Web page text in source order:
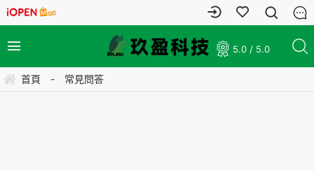
5.0 / 5.0
首頁 - 常見問答